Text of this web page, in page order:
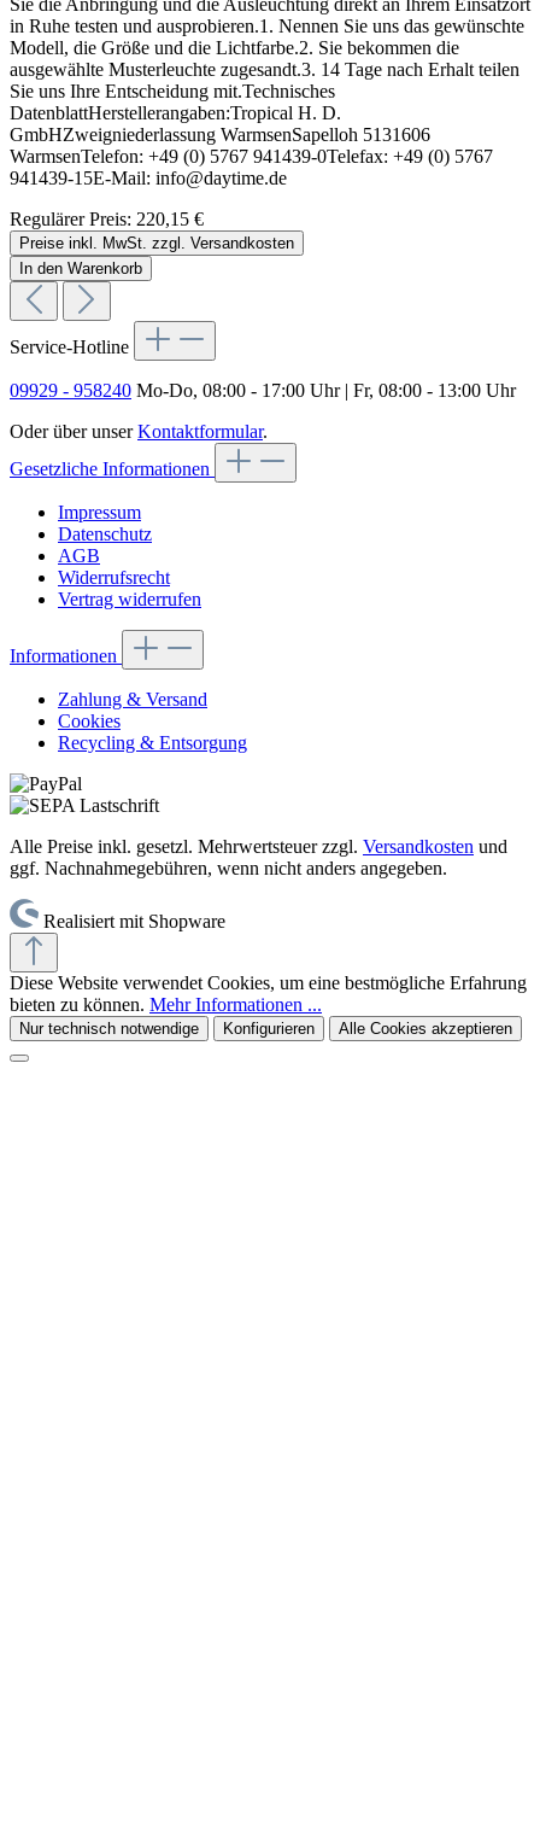
Sie die Anbringung und die Ausleuchtung direkt an Ihrem Einsatzort
in Ruhe testen und ausprobieren.1. Nennen Sie uns das gewünschte
Modell, die Größe und die Lichtfarbe.2. Sie bekommen die
ausgewählte Musterleuchte zugesandt.3. 14 Tage nach Erhalt teilen
Sie uns Ihre Entscheidung mit.Technisches
DatenblattHerstellerangaben:Tropical H. D.
GmbHZweigniederlassung WarmsenSapelloh 5131606
WarmsenTelefon: +49 (0) 5767 941439-0Telefax: +49 (0) 5767
941439-15E-Mail: info@daytime.de
Regulärer Preis: 220,15 €
Preise inkl. MwSt. zzgl. Versandkosten
In den Warenkorb
Service-Hotline
09929 - 958240 Mo-Do, 08:00 - 17:00 Uhr | Fr, 08:00 - 13:00 Uhr
Oder über unserKontaktformular.
Gesetzliche Informationen
Impressum
Datenschutz
AGB
Widerrufsrecht
Vertrag widerrufen
Informationen
Zahlung & Versand
Cookies
Recycling & Entsorgung
Alle Preise inkl. gesetzl. Mehrwertsteuer zzgl. Versandkosten und
ggf. Nachnahmegebühren, wenn nicht anders angegeben.
Realisiert mit Shopware
Diese Website verwendet Cookies, um eine bestmögliche Erfahrung
bieten zu können. Mehr Informationen ...
Nur technisch notwendige Konfigurieren Alle Cookies akzeptieren